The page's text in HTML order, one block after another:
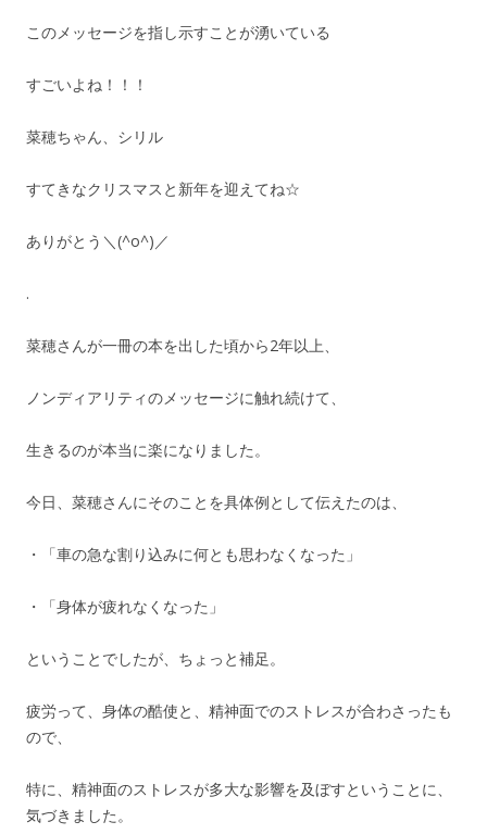
このメッセージを指し示すことが湧いている
すごいよね！！！
菜穂ちゃん、シリル
すてきなクリスマスと新年を迎えてね☆
ありがとう＼(^o^)／
.
菜穂さんが一冊の本を出した頃から2年以上、
ノンディアリティのメッセージに触れ続けて、
生きるのが本当に楽になりました。
今日、菜穂さんにそのことを具体例として伝えたのは、
・「車の急な割り込みに何とも思わなくなった」
・「身体が疲れなくなった」
ということでしたが、ちょっと補足。
疲労って、身体の酷使と、精神面でのストレスが合わさったも
ので、
特に、精神面のストレスが多大な影響を及ぼすということに、
気づきました。